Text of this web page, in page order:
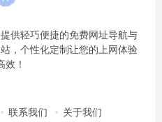
供轻巧便捷的免费网址导航与
，个性化定制让您的上网体验
效！
联系我们 关于我们